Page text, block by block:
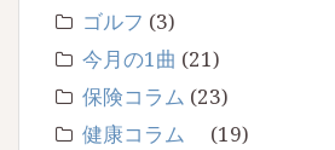
ゴルフ (3)
今月の1曲 (21)
保険コラム (23)
健康コラム
(19)